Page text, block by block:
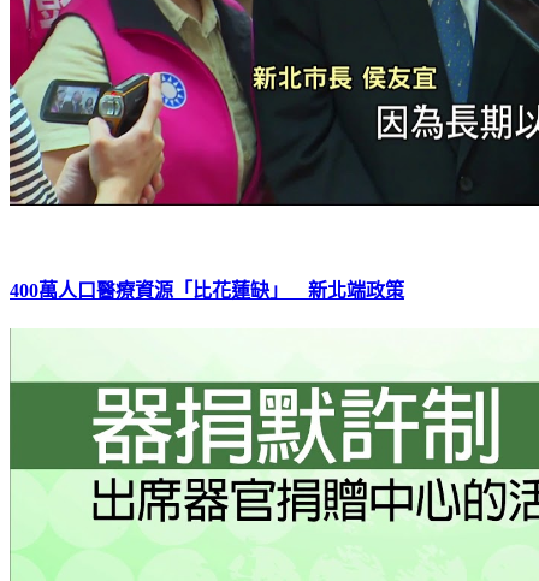
400萬人口醫療資源「比花蓮缺」 新北端政策